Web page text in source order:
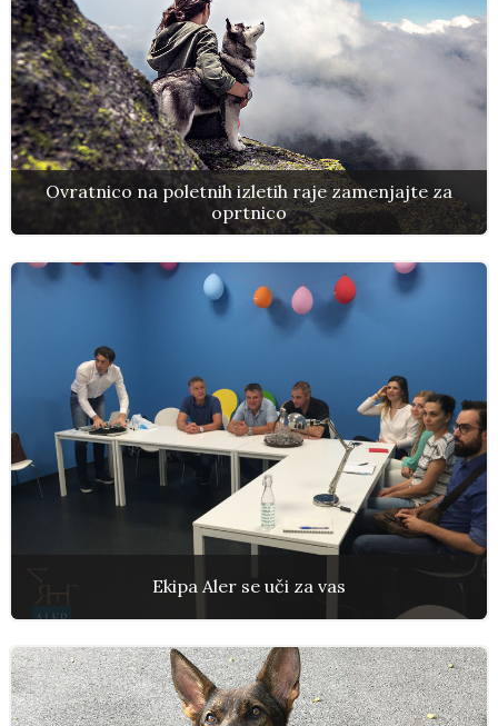
Ovratnico na poletnih izletih raje zamenjajte za
oprtnico
Ekipa Aler se uči za vas